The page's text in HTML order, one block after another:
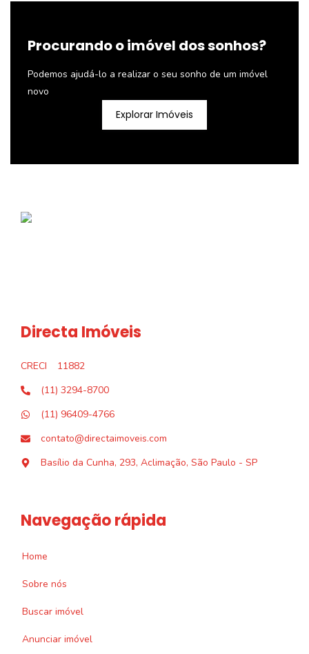
Procurando o imóvel dos sonhos?
Podemos ajudá-lo a realizar o seu sonho de um imóvel
novo
Explorar Imóveis
Directa Imóveis
CRECI
11882
(11) 3294-8700
(11) 96409-4766
contato@directaimoveis.com
Basílio da Cunha, 293, Aclimação, São Paulo - SP
Navegação rápida
Home
Sobre nós
Buscar imóvel
Anunciar imóvel